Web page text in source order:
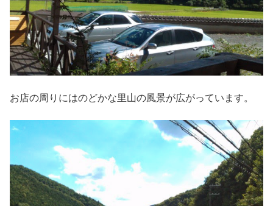
お店の周りにはのどかな里山の風景が広がっています。